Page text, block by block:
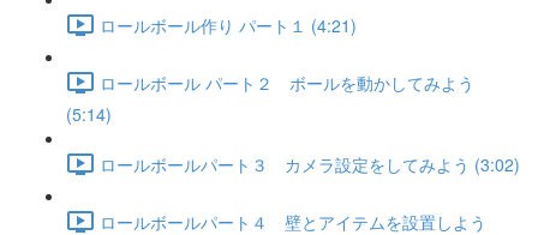
ロールボール作り パート１ (4:21)
ロールボール パート２ ボールを動かしてみよう
(5:14)
ロールボールパート３ カメラ設定をしてみよう (3:02)
ロールボールパート４ 壁とアイテムを設置しよう